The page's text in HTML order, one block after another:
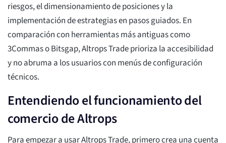
riesgos, el dimensionamiento de posiciones y la
implementación de estrategias en pasos guiados. En
comparación con herramientas más antiguas como
3Commas o Bitsgap, Altrops Trade prioriza la accesibilidad
y no abruma a los usuarios con menús de configuración
técnicos.
Entendiendo el funcionamiento del
comercio de Altrops
Para empezar a usar Altrops Trade, primero crea una cuenta